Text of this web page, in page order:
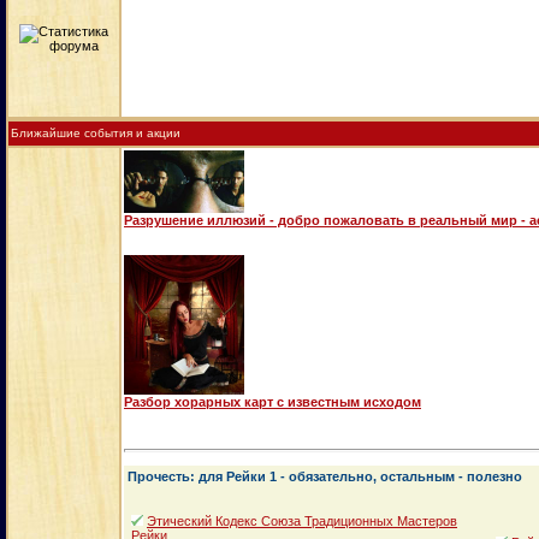
Ближайшие события и акции
Разрушение иллюзий - добро пожаловать в реальный мир -
Разбор хорарных карт с известным исходом
Прочесть: для Рейки 1 - обязательно, остальным - полезно
Этический Кодекс Союза Традиционных Мастеров
Рейки